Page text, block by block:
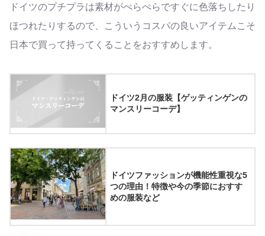
ドイツのプチプラは素材がぺらぺらですぐに色落ちしたり
ほつれたりするので、こういうコスパの良いアイテムこそ
日本で買って持ってくることをおすすめします。
ドイツ2月の服装【ゲッティンゲンの
マンスリーコーデ】
ドイツファッションが機能性重視な5
つの理由！特徴や今の季節におすす
めの服装など